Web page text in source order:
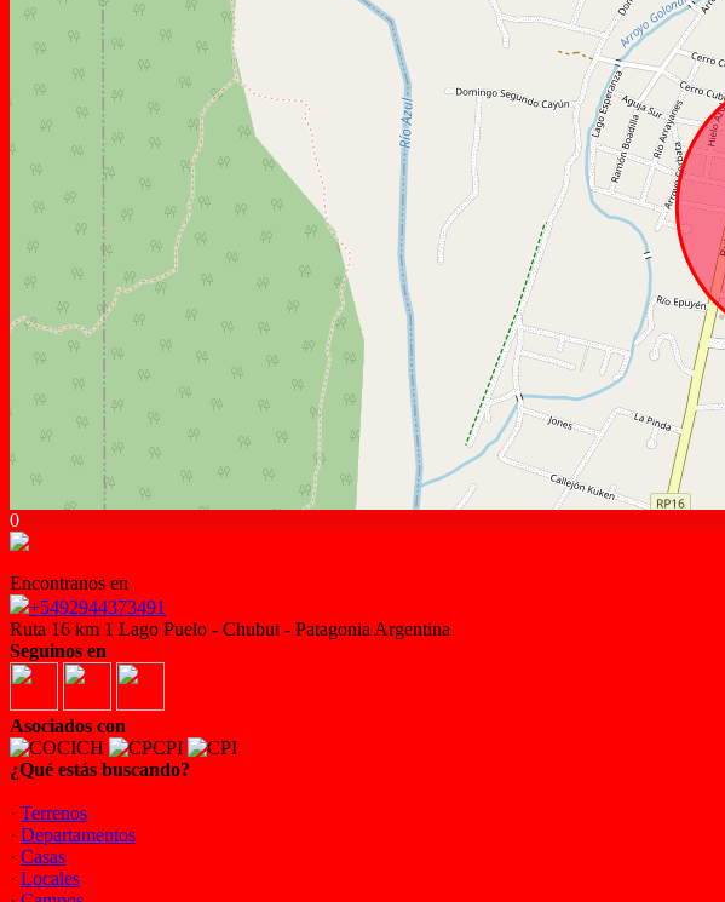
0
Encontranos en
+5492944373491
Ruta 16 km 1 Lago Puelo - Chubut - Patagonia Argentina
Seguinos en
Asociados con
¿Qué estás buscando?
· Terrenos
· Departamentos
· Casas
· Locales